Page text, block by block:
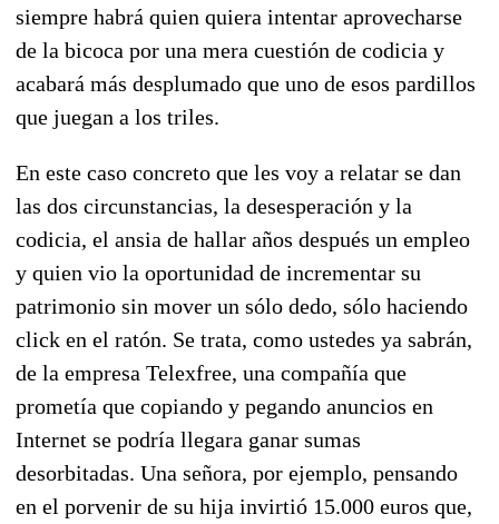
siempre habrá quien quiera intentar aprovecharse
de la bicoca por una mera cuestión de codicia y
acabará más desplumado que uno de esos pardillos
que juegan a los triles.
En este caso concreto que les voy a relatar se dan
las dos circunstancias, la desesperación y la
codicia, el ansia de hallar años después un empleo
y quien vio la oportunidad de incrementar su
patrimonio sin mover un sólo dedo, sólo haciendo
click en el ratón. Se trata, como ustedes ya sabrán,
de la empresa Telexfree, una compañía que
prometía que copiando y pegando anuncios en
Internet se podría llegara ganar sumas
desorbitadas. Una señora, por ejemplo, pensando
en el porvenir de su hija invirtió 15.000 euros que,